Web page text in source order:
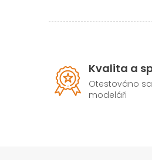
Kvalita a
Otestováno
modeláři